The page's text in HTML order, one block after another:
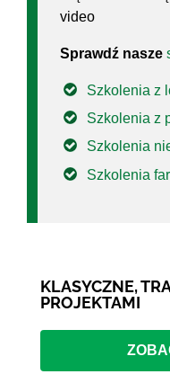
video
Sprawdź nasze
Szkolenia z
Szkolenia z
Szkolenia
Szkolenia
KLASYCZNE,
PROJEKTAMI